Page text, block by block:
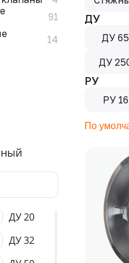
91
14
ДУ 20
ДУ 32
ДУ
ДУ 65
ДУ
РУ
РУ 16
По